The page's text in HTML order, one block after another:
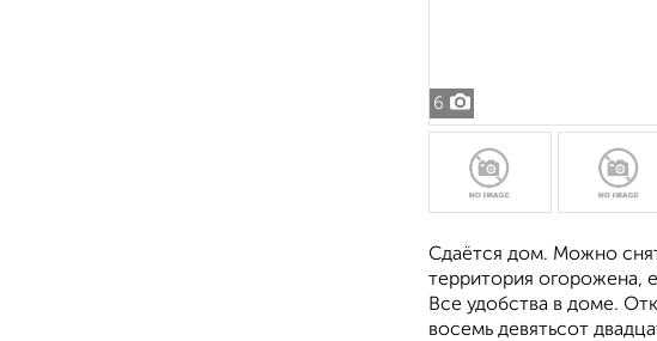
6
Сдаётся дом. Можно
территория огорожена,
Все удобства в доме.
восемь девятьсот